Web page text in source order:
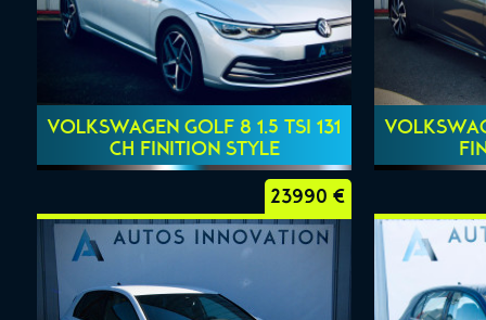
VOLKSWAGEN GOLF 8 1.5 TSI 131
CH FINITION STYLE
23990 €